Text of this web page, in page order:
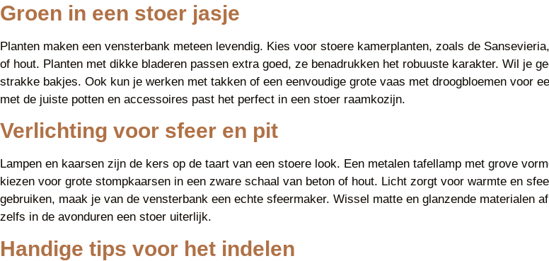
Groen in een stoer jasje
Planten maken een vensterbank meteen levendig. Kies voor stoere kamerplanten, zoals de
of hout. Planten met dikke bladeren passen extra goed, ze benadrukken het robuuste karakter. Wil je
strakke bakjes. Ook kun je werken met takken of een eenvoudige grote vaas met droogbloemen voor
met de juiste potten en accessoires past het perfect in een stoer raamkozijn.
Verlichting voor sfeer en pit
Lampen en kaarsen zijn de kers op de taart van een stoere look. Een metalen tafellamp met grove
kiezen voor grote stompkaarsen in een zware schaal van beton of hout. Licht zorgt voor warmte en
gebruiken, maak je van de vensterbank een echte sfeermaker. Wissel matte en glanzende materialen
zelfs in de avonduren een stoer uiterlijk.
Handige tips voor het indelen